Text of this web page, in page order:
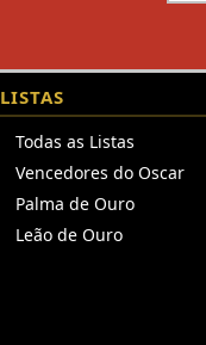
LISTAS
Todas as Listas
Vencedores do Oscar
Palma de Ouro
Leão de Ouro